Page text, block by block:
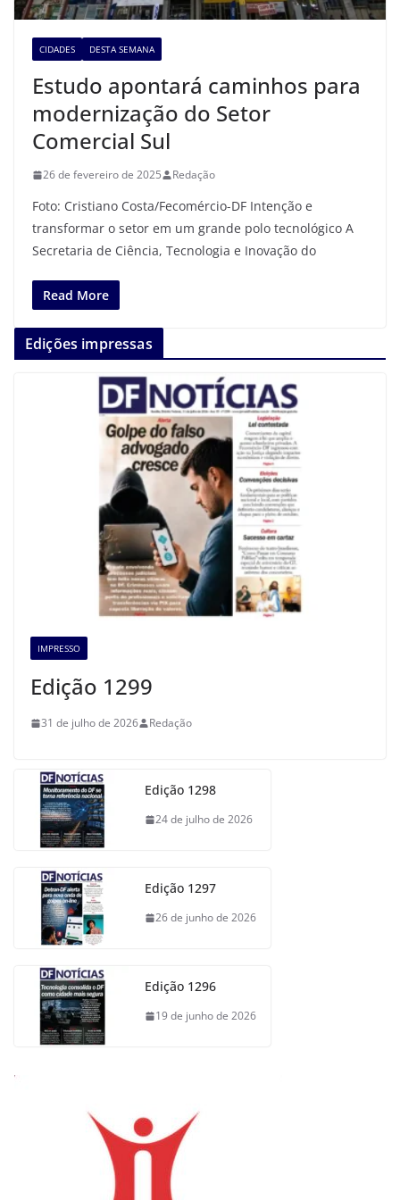
CIDADES DESTA SEMANA
Estudo apontará caminhos para
modernização do Setor
Comercial Sul
26 de fevereiro de 2025 Redação
Foto: Cristiano Costa/Fecomércio-DF Intenção e
transformar o setor em um grande polo tecnológico A
Secretaria de Ciência, Tecnologia e Inovação do
Read More
Edições impressas
IMPRESSO
Edição 1299
31 de julho de 2026 Redação
Edição 1298
24 de julho de 2026
Edição 1297
26 de junho de 2026
Edição 1296
19 de junho de 2026